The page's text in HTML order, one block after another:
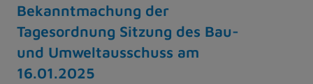
Bekanntmachung der
Tagesordnung Sitzung des Bau-
und Umweltausschuss am
16.01.2025